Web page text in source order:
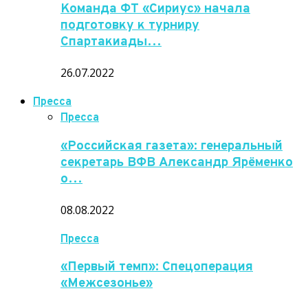
Команда ФТ «Сириус» начала
подготовку к турниру
Спартакиады…
26.07.2022
Пресса
Пресса
«Российская газета»: генеральный
секретарь ВФВ Александр Ярёменко
о…
08.08.2022
Пресса
«Первый темп»: Спецоперация
«Межсезонье»